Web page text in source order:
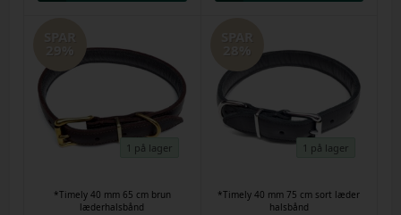
1 på lager
*Timely 40 mm 65 cm brun
læderhalsbånd
1 på lager
*Timely 40 mm 75 cm sort læder
halsbånd